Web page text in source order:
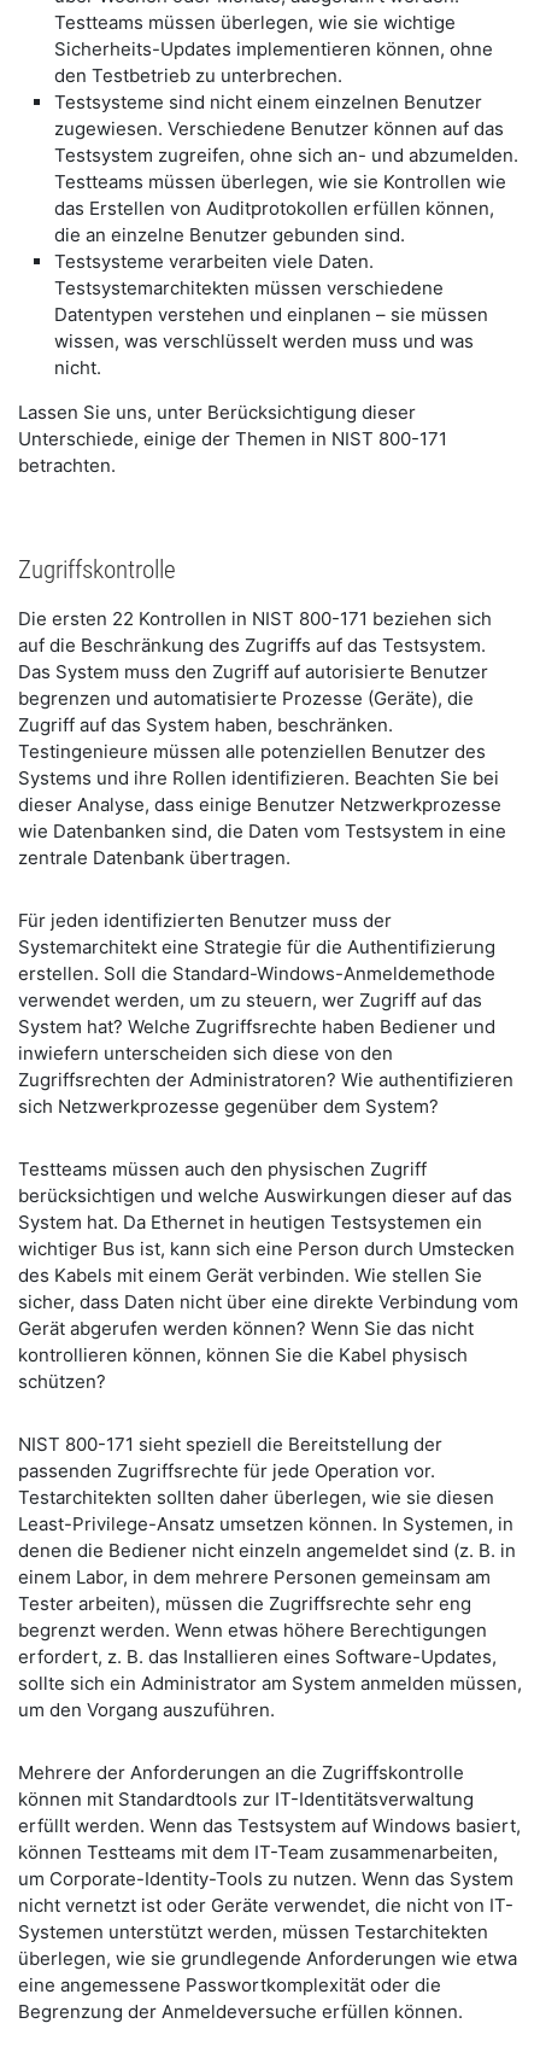
Testteams müssen überlegen, wie sie wichtige
Sicherheits-Updates implementieren können, ohne
den Testbetrieb zu unterbrechen.
Testsysteme sind nicht einem einzelnen Benutzer
zugewiesen. Verschiedene Benutzer können auf das
Testsystem zugreifen, ohne sich an- und abzumelden.
Testteams müssen überlegen, wie sie Kontrollen wie
das Erstellen von Auditprotokollen erfüllen können,
die an einzelne Benutzer gebunden sind.
Testsysteme verarbeiten viele Daten.
Testsystemarchitekten müssen verschiedene
Datentypen verstehen und einplanen – sie müssen
wissen, was verschlüsselt werden muss und was
nicht.
Lassen Sie uns, unter Berücksichtigung dieser
Unterschiede, einige der Themen in NIST 800-171
betrachten.
Zugriffskontrolle
Die ersten 22 Kontrollen in NIST 800-171 beziehen sich
auf die Beschränkung des Zugriffs auf das Testsystem.
Das System muss den Zugriff auf autorisierte Benutzer
begrenzen und automatisierte Prozesse (Geräte), die
Zugriff auf das System haben, beschränken.
Testingenieure müssen alle potenziellen Benutzer des
Systems und ihre Rollen identifizieren. Beachten Sie bei
dieser Analyse, dass einige Benutzer Netzwerkprozesse
wie Datenbanken sind, die Daten vom Testsystem in eine
zentrale Datenbank übertragen.
Für jeden identifizierten Benutzer muss der
Systemarchitekt eine Strategie für die Authentifizierung
erstellen. Soll die Standard-Windows-Anmeldemethode
verwendet werden, um zu steuern, wer Zugriff auf das
System hat? Welche Zugriffsrechte haben Bediener und
inwiefern unterscheiden sich diese von den
Zugriffsrechten der Administratoren? Wie authentifizieren
sich Netzwerkprozesse gegenüber dem System?
Testteams müssen auch den physischen Zugriff
berücksichtigen und welche Auswirkungen dieser auf das
System hat. Da Ethernet in heutigen Testsystemen ein
wichtiger Bus ist, kann sich eine Person durch Umstecken
des Kabels mit einem Gerät verbinden. Wie stellen Sie
sicher, dass Daten nicht über eine direkte Verbindung vom
Gerät abgerufen werden können? Wenn Sie das nicht
kontrollieren können, können Sie die Kabel physisch
schützen?
NIST 800-171 sieht speziell die Bereitstellung der
passenden Zugriffsrechte für jede Operation vor.
Testarchitekten sollten daher überlegen, wie sie diesen
Least-Privilege-Ansatz umsetzen können. In Systemen, in
denen die Bediener nicht einzeln angemeldet sind (z. B. in
einem Labor, in dem mehrere Personen gemeinsam am
Tester arbeiten), müssen die Zugriffsrechte sehr eng
begrenzt werden. Wenn etwas höhere Berechtigungen
erfordert, z. B. das Installieren eines Software-Updates,
sollte sich ein Administrator am System anmelden müssen,
um den Vorgang auszuführen.
Mehrere der Anforderungen an die Zugriffskontrolle
können mit Standardtools zur IT-Identitätsverwaltung
erfüllt werden. Wenn das Testsystem auf Windows basiert,
können Testteams mit dem IT-Team zusammenarbeiten,
um Corporate-Identity-Tools zu nutzen. Wenn das System
nicht vernetzt ist oder Geräte verwendet, die nicht von IT-
Systemen unterstützt werden, müssen Testarchitekten
überlegen, wie sie grundlegende Anforderungen wie etwa
eine angemessene Passwortkomplexität oder die
Begrenzung der Anmeldeversuche erfüllen können.